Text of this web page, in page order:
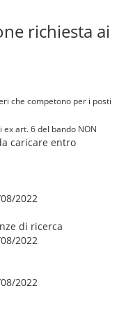
richiesta ai
che competono per i posti
art. 6 del bando NON
caricare entro
2022
di ricerca
2022
2022